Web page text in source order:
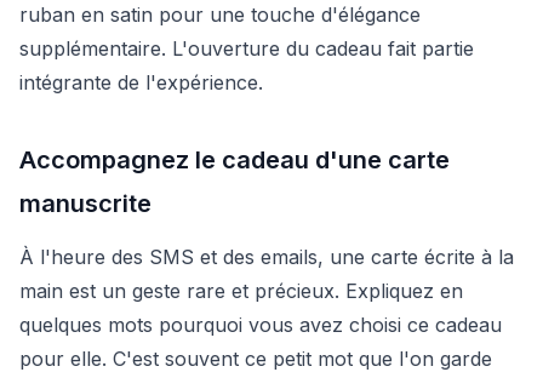
ruban en satin pour une touche d'élégance
supplémentaire. L'ouverture du cadeau fait partie
intégrante de l'expérience.
Accompagnez le cadeau d'une carte
manuscrite
À l'heure des SMS et des emails, une carte écrite à la
main est un geste rare et précieux. Expliquez en
quelques mots pourquoi vous avez choisi ce cadeau
pour elle. C'est souvent ce petit mot que l'on garde